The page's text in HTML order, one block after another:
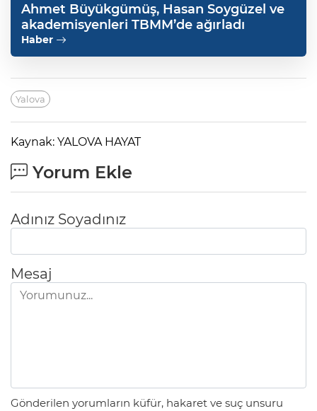
Ahmet Büyükgümüş, Hasan Soygüzel ve
akademisyenleri TBMM’de ağırladı
Haber
Yalova
Kaynak: YALOVA HAYAT
Yorum Ekle
Adınız Soyadınız
Mesaj
Gönderilen yorumların küfür, hakaret ve suç unsuru